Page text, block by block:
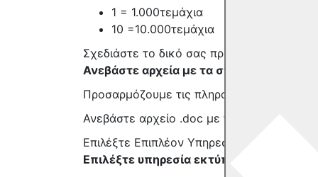
1 = 1.000τεμάχια
10 =10.000τεμάχια
Σχεδιάστε το δικό σας προϊόν
Ανεβάστε αρχεία με τα στοιχεία και
Προσαρμόζουμε τις πληροφορίες της
Ανεβάστε αρχείο .doc με τις
Επιλέξτε Επιπλέον Υπηρεσία
Επιλέξτε υπηρεσία εκτύπωσης